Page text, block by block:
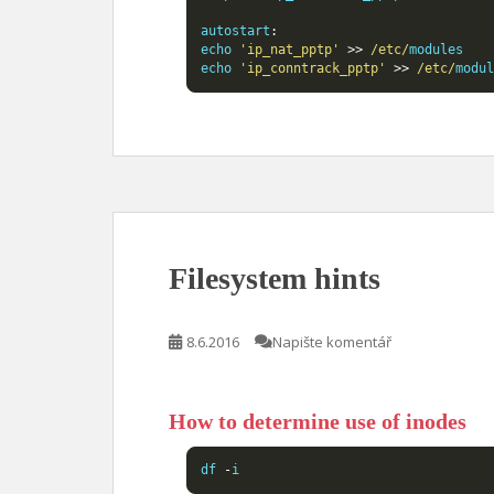
autostart :
echo
'ip_nat_pptp' >> /etc/modules
echo
'ip_conntrack_pptp' >> /etc/
Filesystem hints
8.6.2016 Napište komentář
How to determine use of inodes
df -i